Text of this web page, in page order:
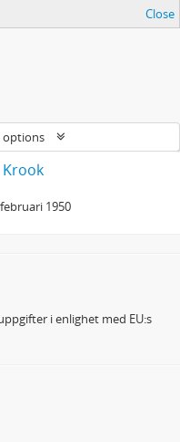
Close
options
1950
i enlighet med EU:s